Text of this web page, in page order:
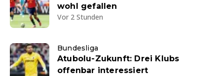
wohl gefallen
Vor 2 Stunden
Bundesliga
Atubolu-Zukunft: Drei Klubs
offenbar interessiert